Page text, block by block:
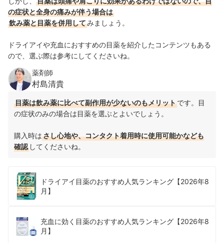
の症状と全身の痛みが伴う場合は
飲み薬と目薬を併用してみましょう。
ドライアイや充血におすすめの目薬を紹介したコンテンツもある
ので、選ぶ際は参考にしてくださいね。
薬剤師
村島清貴
目薬は飲み薬に比べて副作用が少ないのもメリットです。目
の症状のみの場合は目薬を選ぶとよいでしょう。
購入時はさし心地や、コンタクト着用時に使用可能かなども
確認 してくださいね。
ドライアイ目薬のおすすめ人気ランキング【2026年8
月】
充血に効く目薬のおすすめ人気ランキング【2026年8
月】